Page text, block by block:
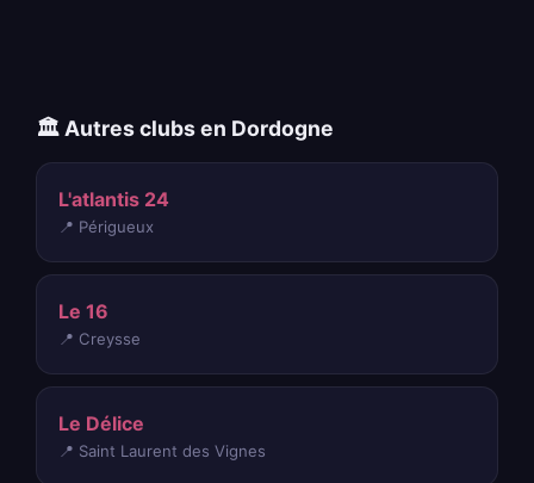
🏛️ Autres clubs en Dordogne
L'atlantis 24
📍 Périgueux
Le 16
📍 Creysse
Le Délice
📍 Saint Laurent des Vignes